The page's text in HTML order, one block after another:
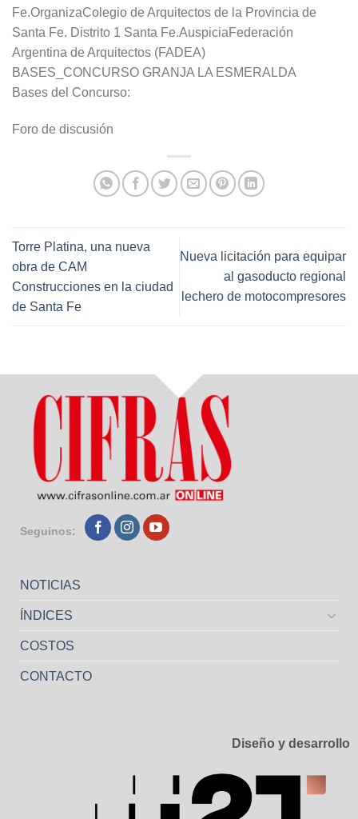
Fe.OrganizaColegio de Arquitectos de la Provincia de
Santa Fe. Distrito 1 Santa Fe.AuspiciaFederación
Argentina de Arquitectos (FADEA)
BASES_CONCURSO GRANJA LA ESMERALDA
Bases del Concurso:
Foro de discusión
Torre Platina, una nueva
obra de CAM
Construcciones en la ciudad
de Santa Fe
Nueva licitación para equipar
al gasoducto regional
lechero de motocompresores
Seguinos:
NOTICIAS
ÍNDICES
COSTOS
CONTACTO
Diseño y desarrollo